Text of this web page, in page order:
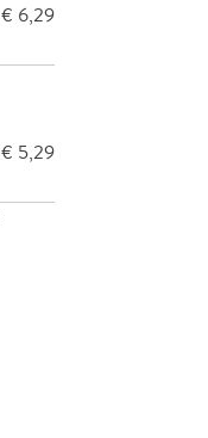
€ 6,29
€ 5,29